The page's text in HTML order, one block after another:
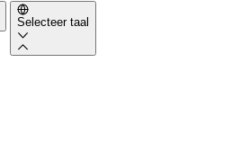
Selecteer taal